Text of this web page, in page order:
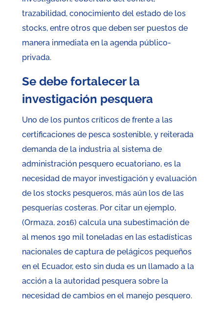
trazabilidad, conocimiento del estado de los
stocks, entre otros que deben ser puestos de
manera inmediata en la agenda público-
privada.
Se debe fortalecer la
investigación pesquera
Uno de los puntos críticos de frente a las
certificaciones de pesca sostenible, y reiterada
demanda de la industria al sistema de
administración pesquero ecuatoriano, es la
necesidad de mayor investigación y evaluación
de los stocks pesqueros, más aún los de las
pesquerías costeras. Por citar un ejemplo,
(Ormaza, 2016) calcula una subestimación de
al menos 190 mil toneladas en las estadísticas
nacionales de captura de pelágicos pequeños
en el Ecuador, esto sin duda es un llamado a la
acción a la autoridad pesquera sobre la
necesidad de cambios en el manejo pesquero.